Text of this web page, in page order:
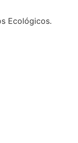
Ecológicos.